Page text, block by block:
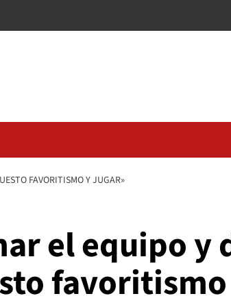
FAVORITISMO Y JUGAR»
el equipo y